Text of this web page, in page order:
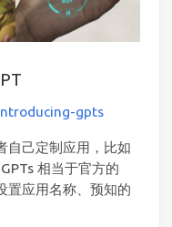
gpts
自己定制应用，比如
相当于官方的
置应用名称、预知的